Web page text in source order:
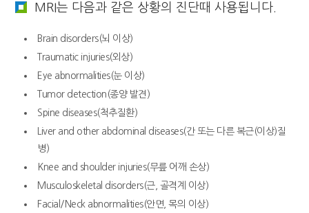
MRI는 다음과 같은 상황의 진단때 사용됩니다.
Brain disorders(뇌 이상)
Traumatic injuries(외상)
Eye abnormalities(눈 이상)
Tumor detection(종양 발견)
Spine diseases(척추질환)
Liver and other abdominal diseases(간 또는 다른 복근(이상)질
병)
Knee and shoulder injuries(무릎 어깨 손상)
Musculoskeletal disorders(근, 골격계 이상)
Facial/Neck abnormalities(안면, 목의 이상)